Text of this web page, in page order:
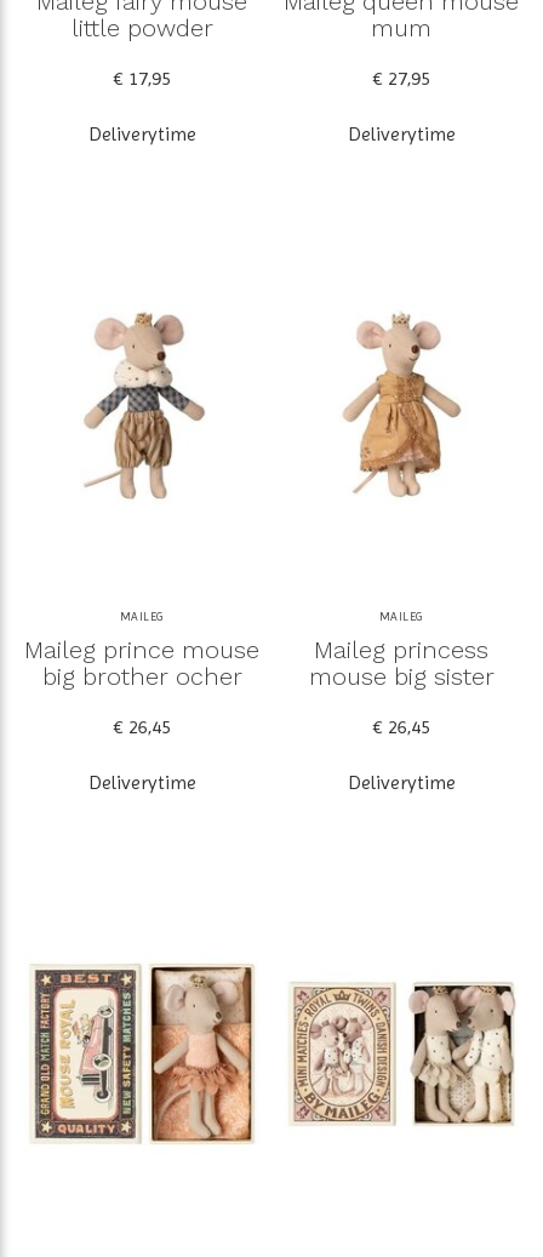
little powder
€ 17,95
Deliverytime
mum
€ 27,95
Deliverytime
MAILEG
Maileg prince mouse
big brother ocher
€ 26,45
Deliverytime
MAILEG
Maileg princess
mouse big sister
€ 26,45
Deliverytime